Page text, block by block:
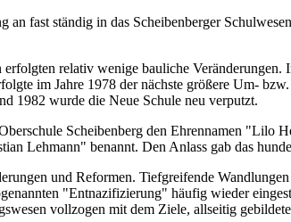
fast ständig in das Scheibenberger
relativ wenige bauliche
im Jahre 1978 der nächste größere Um-
1982 wurde die Neue Schule neu verputzt.
Scheibenberg den Ehrennamen "Lilo
Lehmann" benannt. Den Anlass gab das
und Reformen. Tiefgreifende
"Entnazifizierung" häufig wieder
vollzogen mit dem Ziele, allseitig